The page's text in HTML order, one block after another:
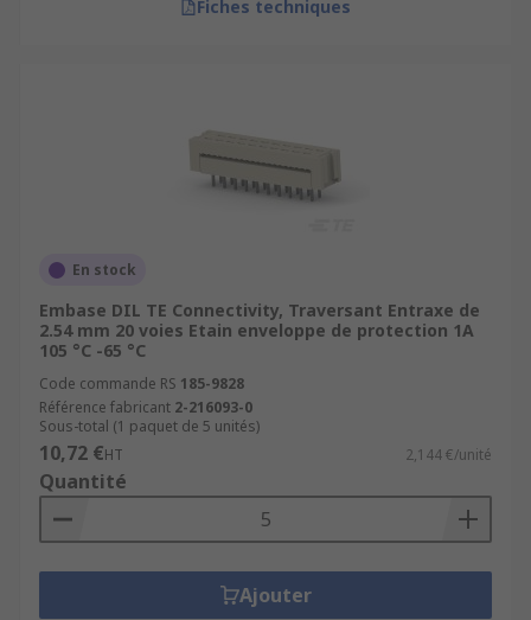
Fiches techniques
En stock
Embase DIL TE Connectivity, Traversant Entraxe de
2.54 mm 20 voies Etain enveloppe de protection 1A
105 °C -65 °C
Code commande RS 185-9828
Référence fabricant 2-216093-0
Sous-total (1 paquet de 5 unités)
10,72 €HT 2,144 €/unité
Quantité
Ajouter